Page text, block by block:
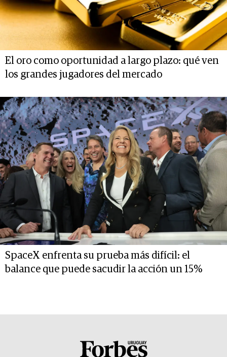
El oro como oportunidad a largo plazo: qué ven
los grandes jugadores del mercado
SpaceX enfrenta su prueba más difícil: el
balance que puede sacudir la acción un 15%